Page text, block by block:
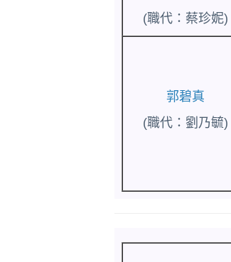
(職代：蔡珍妮)
郭碧真
(職代：劉乃毓)